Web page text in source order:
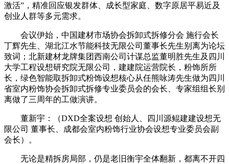
激活”，精准回应银发群体、成长型家庭、数字原居平易近及
创业人群等多元需求。
会议伊始，中国建材市场协会拆卸式拆修分会 施行会长
丁辉先生、湖北江水节能科技无限公司董事长先生别离为论坛
致词；北新建材龙牌集团西南公司计谋总监董明胜先生及四川
大学工程设想研究院无限公司，建建院运营院长，粉饰所所
长，绿色智能取拆卸式粉饰设想核心从任熊咏涛先生做为四川
省室内粉饰协会拆卸式拆修专业委员会的会长、专家组组长别
离做了三周年的工做演讲。
董新宇：（DXD全案设想 创始人、四川源鲲建建设想无
限公司 董事长、成都会室内粉饰行业协会设想专业委员会副
会长）。
无论是精拆房局部，仍是老旧衡宇全体翻新，都离不开四